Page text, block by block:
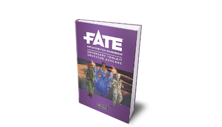
Bildergalerie überspringen